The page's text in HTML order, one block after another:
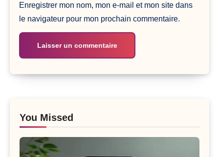
Enregistrer mon nom, mon e-mail et mon site dans
le navigateur pour mon prochain commentaire.
You Missed